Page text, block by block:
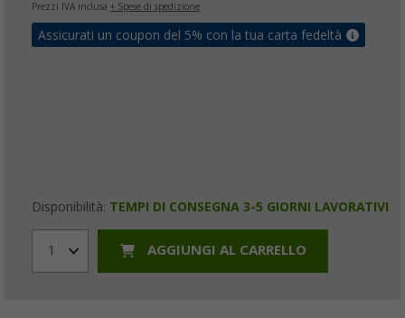
Prezzi IVA inclusa + Spese di spedizione
Assicurati un coupon del 5% con la tua carta fedeltà
Disponibilità: TEMPI DI CONSEGNA 3-5 GIORNI LAVORATIVI
1 AGGIUNGI AL CARRELLO